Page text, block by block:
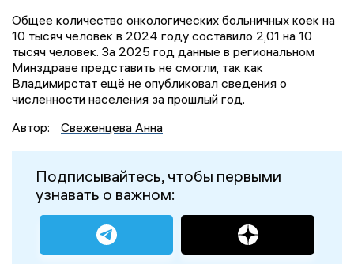
Общее количество онкологических больничных коек на
10 тысяч человек в 2024 году составило 2,01 на 10
тысяч человек. За 2025 год данные в региональном
Минздраве представить не смогли, так как
Владимирстат ещё не опубликовал сведения о
численности населения за прошлый год.
Автор:
Свеженцева Анна
Подписывайтесь, чтобы первыми
узнавать о важном: